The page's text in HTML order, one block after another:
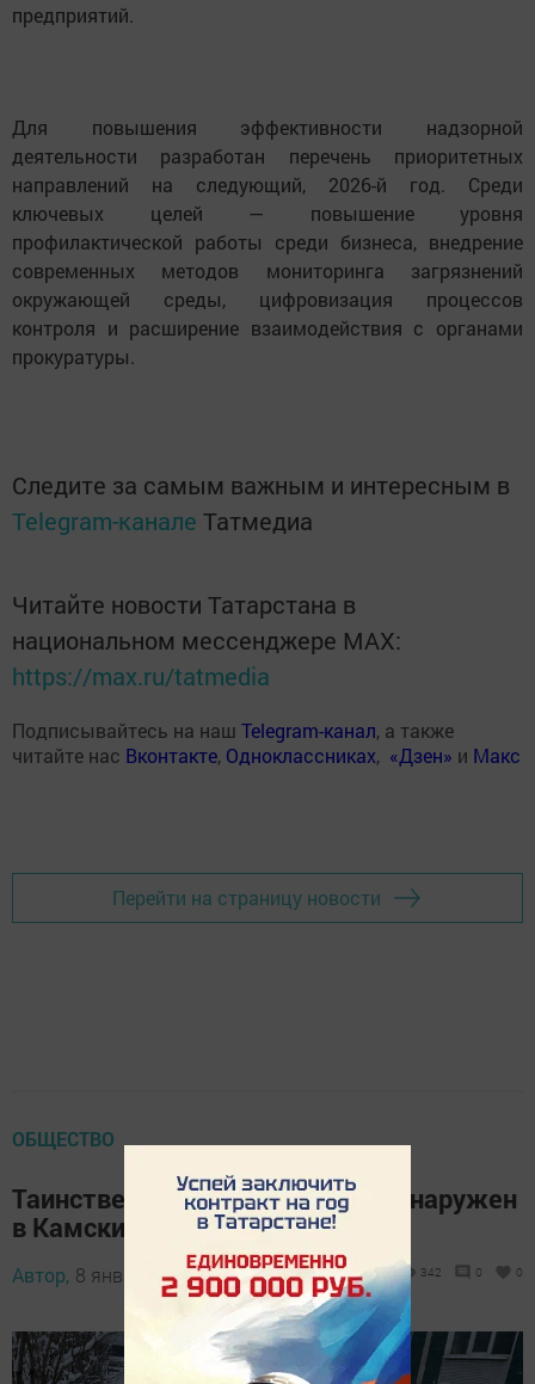
предприятий.
Для повышения эффективности надзорной
деятельности разработан перечень приоритетных
направлений на следующий, 2026-й год. Среди
ключевых целей — повышение уровня
профилактической работы среди бизнеса, внедрение
современных методов мониторинга загрязнений
окружающей среды, цифровизация процессов
контроля и расширение взаимодействия с органами
прокуратуры.
Следите за самым важным и интересным в
Telegram-канале Татмедиа
Читайте новости Татарстана в
национальном мессенджере MАХ:
https://max.ru/tatmedia
Подписывайтесь на наш Telegram-канал, а также
читайте нас Вконтакте, Одноклассниках, «Дзен» и Макс
Перейти на страницу новости
ОБЩЕСТВО
Таинственный снежный трон обнаружен
в Камских Полянах!
Автор, 8 января 2026 - 11:03 342 0 0